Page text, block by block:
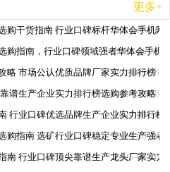
更多+
2026-06-26
购干货指南 行业口碑标杆华体会手机网
2026-06-26
购指南，行业口碑领域强者华体会手机
2026-06-26
略 市场公认优质品牌厂家实力排行榜
2026-06-26
谱生产企业实力排行榜选购参考攻略
2026-06-26
行业口碑优选品牌生产企业实力排行榜
2026-06-26
购指南 选矿行业口碑稳定专业生产强者
2026-06-26
南 行业口碑顶尖靠谱生产龙头厂家实力